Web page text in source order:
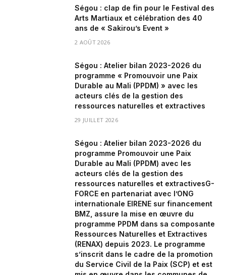
Ségou : clap de fin pour le Festival des
Arts Martiaux et célébration des 40
ans de « Sakirou’s Event »
2 AOÛT 2026
Ségou : Atelier bilan 2023-2026 du
programme « Promouvoir une Paix
Durable au Mali (PPDM) » avec les
acteurs clés de la gestion des
ressources naturelles et extractives
29 JUILLET 2026
Ségou : Atelier bilan 2023-2026 du
programme Promouvoir une Paix
Durable au Mali (PPDM) avec les
acteurs clés de la gestion des
ressources naturelles et extractivesG-
FORCE en partenariat avec l’ONG
internationale EIRENE sur financement
BMZ, assure la mise en œuvre du
programme PPDM dans sa composante
Ressources Naturelles et Extractives
(RENAX) depuis 2023. Le programme
s’inscrit dans le cadre de la promotion
du Service Civil de la Paix (SCP) et est